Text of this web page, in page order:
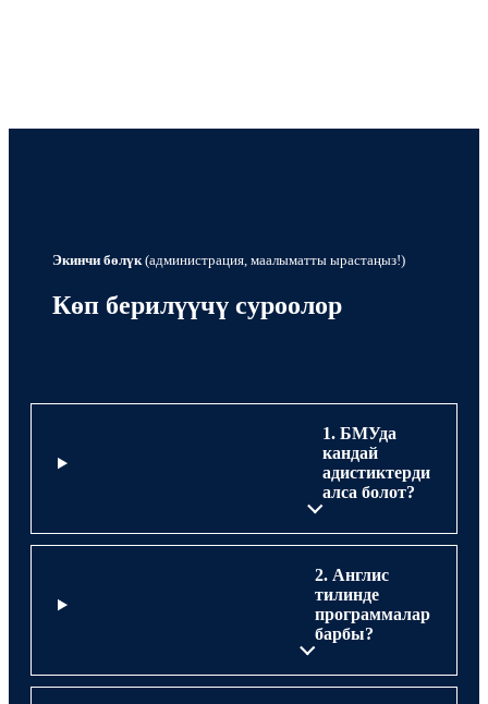
Экинчи бөлүк(администрация, маалыматты ырастаңыз!)
Көп берилүүчү суроолор
1. БМУда
кандай
адистиктерди
алса болот?
2. Англис
тилинде
программалар
барбы?